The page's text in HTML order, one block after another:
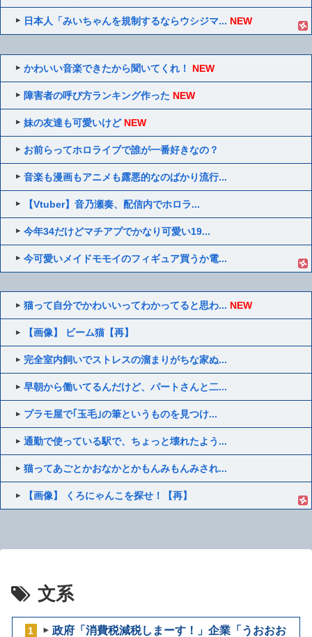
日本人「みいちゃんを規制するならウシジマ... NEW
かわいい音楽できたから聞いてくれ！ NEW
障害者の呼び方ランキング作った NEW
妹の友達も可愛いけど NEW
お前らってホロライブで誰が一番好きなの？
音楽も漫画もアニメも露悪的なのばかり流行...
【Vtuber】音乃瀬奏、配信内でホロラ...
今年34だけどマチアプでかなり可愛い19...
今可愛いメイドモモイのフィギュア買うか電...
猫って自分でかわいいってわかってると思わ... NEW
【画像】 ビーム猫【再】
完全室内飼いでストレスの溜まりがちな家ぬ...
早朝から働いてるんだけど、パートさんと二...
プラモ屋で｢玉毛｣の筆というものを見つけ...
通勤で使っている駅で、ちょっと壊れたよう...
猫ってあごとかおなかとかもんみもんみされ...
【画像】 くろにゃんこを探せ！【再】
文系
1
政府「消費税減税しまーす！」企業「うおおお